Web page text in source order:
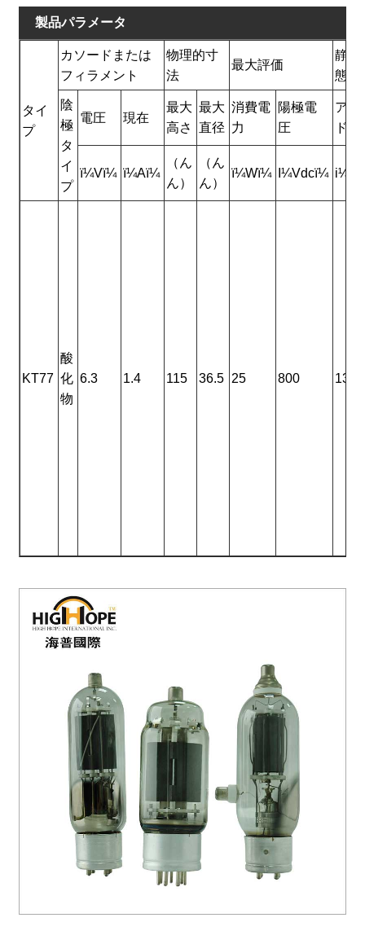
製品パラメータ
タイ
プ
カソードまたは
フィラメント
物理的寸
法
最大評価
静的
態
陰
極
タ
イ
プ
電圧 現在
最大
高さ
最大
直径
消費電
力
陽極電
圧
アノ
ド電
ï¼Vï¼ ï¼Aï¼
（ん
ん）
（ん
ん）
ï¼Wï¼ I¼Vdcï¼
KT77
酸
化
物
6.3 1.4 115 36.5 25 800 132